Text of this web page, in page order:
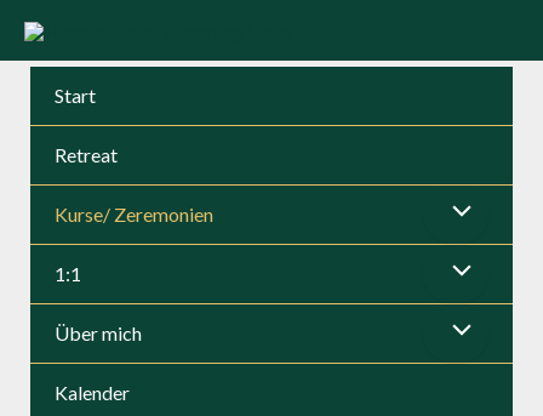
Inhalt
Main
Start
Retreat
Kurse/ Zeremonien Menü
umschalten
1:1 Menü
umschalten
Über mich Menü
Kalender